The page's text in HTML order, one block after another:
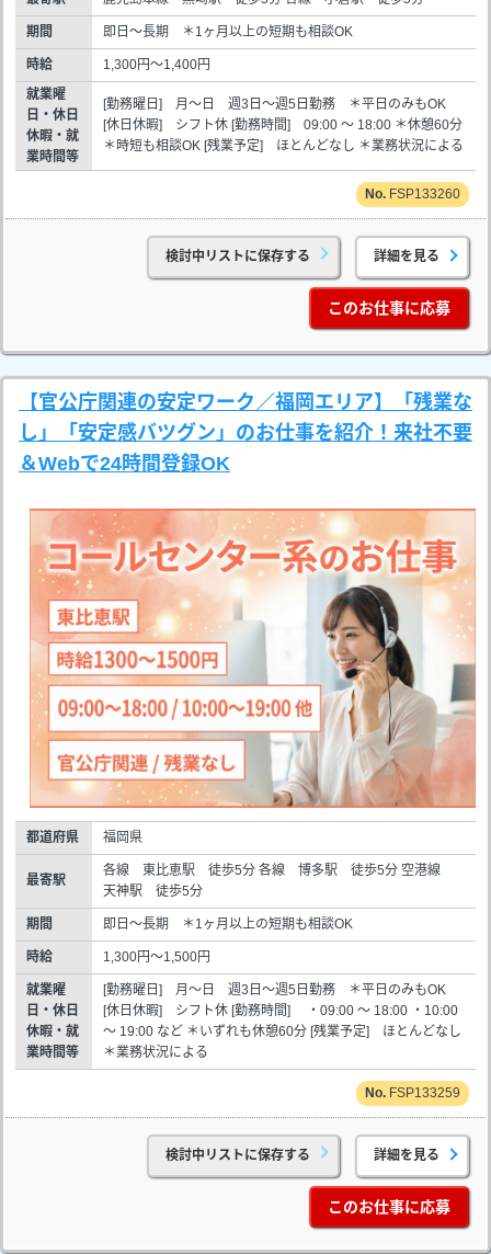
期間 即日～長期 ＊1ヶ月以上の短期も相談OK
時給
1,300円～1,400円
就業曜
日・休日
休暇・就
業時間等
[勤務曜日] 月～日 週3日～週5日勤務 ＊平日のみもOK
[休日休暇] シフト休 [勤務時間] 09:00 ～ 18:00 ＊休憩60分
＊時短も相談OK [残業予定] ほとんどなし ＊業務状況による
FSP133260
検討中リストに保存する 詳細を見る
このお仕事に応募
【官公庁関連の安定ワーク／福岡エリア】「残業な
し」「安定感バツグン」のお仕事を紹介！来社不要
＆Webで24時間登録OK
都道府県 福岡県
最寄駅
各線 東比恵駅 徒歩5分 各線 博多駅 徒歩5分 空港線
天神駅 徒歩5分
期間 即日～長期 ＊1ヶ月以上の短期も相談OK
時給 1,300円～1,500円
就業曜
日・休日
休暇・就
業時間等
[勤務曜日] 月～日 週3日～週5日勤務 ＊平日のみもOK
[休日休暇] シフト休 [勤務時間] ・09:00 ～ 18:00 ・10:00
～ 19:00 など ＊いずれも休憩60分 [残業予定] ほとんどなし
＊業務状況による
FSP133259
検討中リストに保存する 詳細を見る
このお仕事に応募